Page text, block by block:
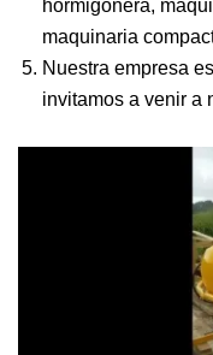
hormigonera,
maquinaria
Nuestra empresa
invitamos a venir a